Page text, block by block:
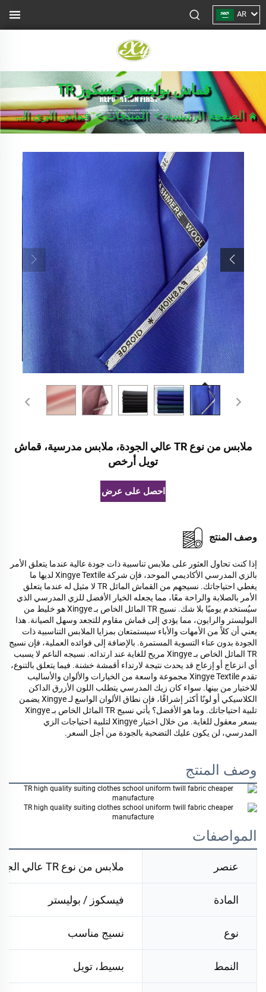
AR
قماش بوليستر فيسكوز TR
الصفحة الرئيسية>المنتجات>قماش الزي الرسمي/بدلة
ملابس من نوع TR عالي الجودة، ملابس مدرسية، قماش
تويل أرخص
احصل على عرض أسعار
وصف المنتج
إذا كنت تحاول العثور على ملابس تناسبية ذات جودة عالية عندما يتعلق الأمر
بالزي المدرسي الأكاديمي الموحد، فإن شركة Xingye Textile لديها ما
يغطي احتياجاتك. نسيجهم من القماش المائل TR لا مثيل له عندما يتعلق
الأمر بالصلابة والراحة معًا، مما يجعله الخيار الأفضل للزي المدرسي الذي
سيُستخدم يوميًا بلا شك. نسيج TR المائل الخاص بـ Xingye هو خليط من
البوليستر والرايون، مما يؤدي إلى قماش مقاوم للتجعد وسهل الصيانة. هذا
يعني أن كلاً من الأمهات والأباء سيستمتعان بمزايا الملابس التناسبية ذات
الجودة بدون عناء التسوية المستمرة. بالإضافة إلى فوائده العملية، فإن نسيج
TR المائل الخاص بـ Xingye مريح للغاية عند ارتدائه. نسيجه الناعم لا يسبب
أي انزعاج أو إزعاج قد يحدث نتيجة لارتداء أقمشة خشنة. فيما يتعلق بالتنوع،
تقدم Xingye Textile مجموعة واسعة من الخيارات والألوان والأساليب
للاختيار من بينها. سواء كان زيك المدرسي يتطلب اللون الأزرق الداكن
الكلاسيكي أو لونًا أكثر إشراقًا، فإن نطاق الألوان الواسع لـ Xingye يضمن
تلبية احتياجاتك. وما هو الأفضل؟ يأتي نسيج TR المائل الخاص بـ Xingye
بسعر معقول للغاية. من خلال اختيار Xingye لتلبية احتياجات الزي
المدرسي، لن يكون عليك التضحية بالجودة من أجل السعر.
وصف المنتج
المواصفات
عنصر ملابس من نوع TR عالي الجودة، ملابس مدرسية، قماش تويل أرخص
المادة فيسكوز / بوليستر
نوع نسيج مناسب
النمط بسيط، تويل